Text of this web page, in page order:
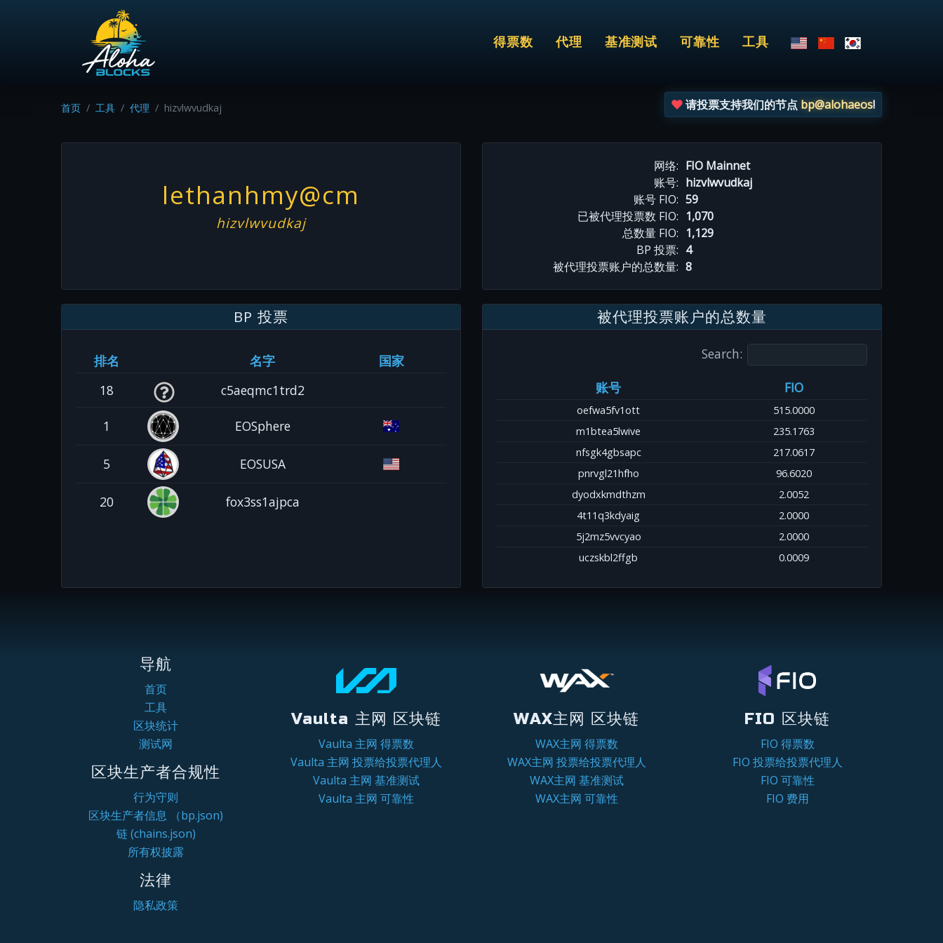
得票数 代理 基准测试 可靠性 工具
首页 工具 代理 hizvlwvudkaj 请投票支持我们的节点 bp@alohaeos!
lethanhmy@cm
hizvlwvudkaj
网络: FIO Mainnet
账号: hizvlwvudkaj
账号 FIO: 59
已被代理投票数 FIO: 1,070
总数量 FIO: 1,129
BP 投票: 4
被代理投票账户的总数量: 8
BP 投票
排名 名字
国家
18
c5aeqmc1trd2
1 EOSphere
5 EOSUSA
20 fox3ss1ajpca
被代理投票账户的总数量
Search:
账号
FIO
oefwa5fv1ott
515.0000
m1btea5lwive
235.1763
nfsgk4gbsapc
217.0617
pnrvgl21hfho
96.6020
dyodxkmdthzm
2.0052
4t11q3kdyaig
2.0000
5j2mz5vvcyao
2.0000
uczskbl2ffgb
0.0009
导航
首页
工具
区块统计
测试网
区块生产者合规性
行为守则
区块生产者信息 （bp.json)
链 (chains.json)
所有权披露
法律
隐私政策
Vaulta 主网 区块链
Vaulta 主网 得票数
Vaulta 主网 投票给投票代理人
Vaulta 主网 基准测试
Vaulta 主网 可靠性
WAX主网 区块链
WAX主网 得票数
WAX主网 投票给投票代理人
WAX主网 基准测试
WAX主网 可靠性
FIO 区块链
FIO 得票数
FIO 投票给投票代理人
FIO 可靠性
FIO 费用